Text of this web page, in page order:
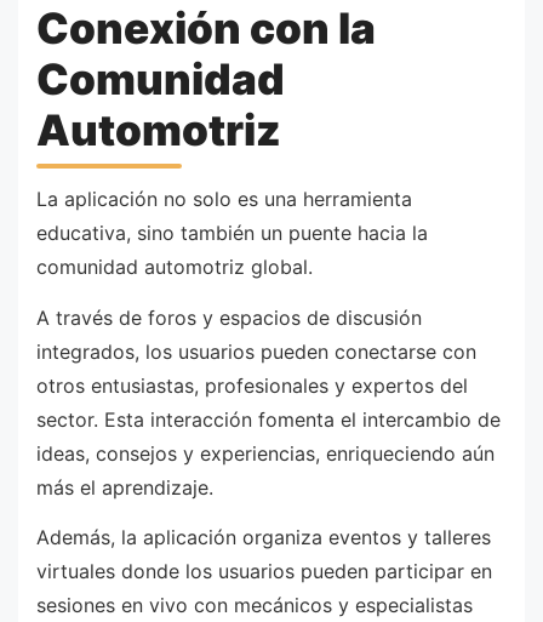
Conexión con la
Comunidad
Automotriz
La aplicación no solo es una herramienta
educativa, sino también un puente hacia la
comunidad automotriz global.
A través de foros y espacios de discusión
integrados, los usuarios pueden conectarse con
otros entusiastas, profesionales y expertos del
sector. Esta interacción fomenta el intercambio de
ideas, consejos y experiencias, enriqueciendo aún
más el aprendizaje.
Además, la aplicación organiza eventos y talleres
virtuales donde los usuarios pueden participar en
sesiones en vivo con mecánicos y especialistas